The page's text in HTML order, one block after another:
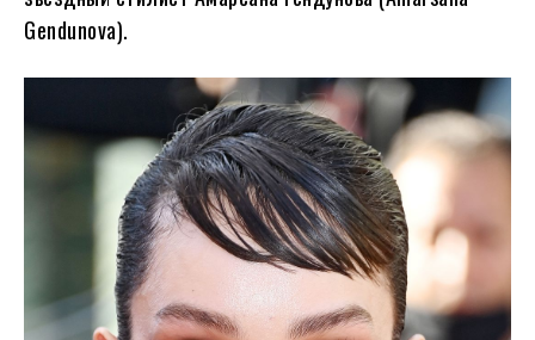
Gendunova).